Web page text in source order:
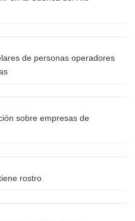
de personas operadores
sobre empresas de
rostro